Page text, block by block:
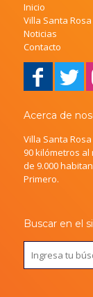
Inicio
Villa Santa Rosa
Noticias
Contacto
Acerca de
Villa Santa
90 kilómetros
de 9.000
Primero.
Buscar en el